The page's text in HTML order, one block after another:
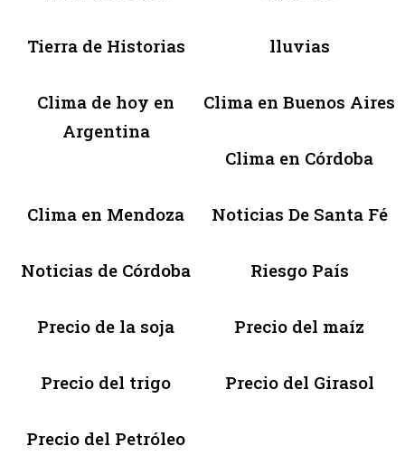
Tierra de Historias lluvias
Clima de hoy en
Argentina
Clima en Buenos Aires
Clima en Córdoba
Clima en Mendoza Noticias De Santa Fé
Noticias de Córdoba Riesgo País
Precio de la soja Precio del maíz
Precio del trigo Precio del Girasol
Precio del Petróleo